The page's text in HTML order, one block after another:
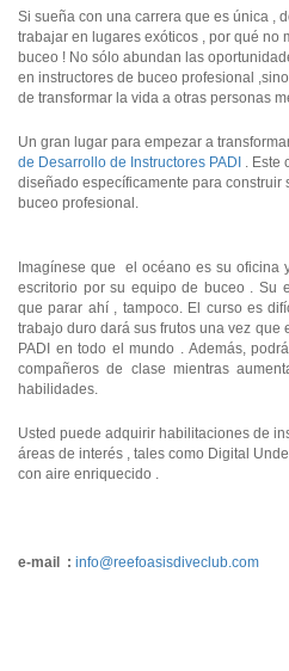
Si sueña con una carrera que es única ,
trabajar en lugares exóticos , por qué no
buceo ! No sólo abundan las
en instructores de buceo profesional
de transformar la vida a otras personas
Un gran lugar para empezar a
de Desarrollo de Instructores PADI . Este
diseñado específicamente para
buceo profesional.
Imagínese que el océano es su oficina
escritorio por su equipo de buceo . Su
que parar ahí , tampoco. El curso es
trabajo duro dará sus frutos una vez que
PADI en todo el mundo . Además,
compañeros de clase mientras
habilidades.
Usted puede adquirir habilitaciones de
áreas de interés , tales como Digital
con aire enriquecido .
e-mail : info@reefoasisdiveclub.com